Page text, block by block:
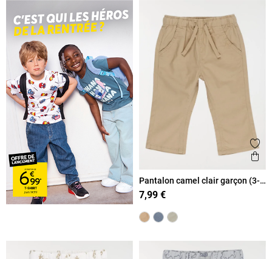
Pantalon camel clair garçon (3-
36M)
7,99 €